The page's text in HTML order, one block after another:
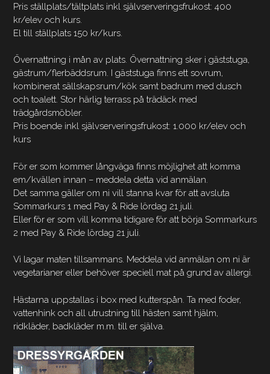
Pris ställplats/tältplats inkl självserveringsfrukost: 400
kr/elev och kurs.
El till ställplats 150 kr/kurs.
Övernattning i mån av plats. Övernattning sker i gäststuga,
gästrum/flerbäddsrum. I gäststuga finns ett sovrum,
kombinerat sällskapsrum/kök samt badrum med dusch
och toalett. Stor härlig terrass på trädäck med
trädgårdsmöbler.
Pris boende inkl självserveringsfrukost: 1.000 kr/elev och
kurs
För er som kommer långväga finns möjlighet att komma
em/kvällen innan – meddela detta vid anmälan.
Det samma gäller om ni vill stanna kvar för att avsluta
Sommarkurs 1 med Pay & Ride lördag 21 juli.
Eller för er som vill komma tidigare för att börja Sommarkurs
2 med Pay & Ride lördag 21 juli.
Vi lagar maten tillsammans. Meddela vid anmälan om ni är
vegetarianer eller behöver speciell mat på grund av allergi.
Hästarna uppstallas i box med kutterspån. Ta med foder,
vattenhink och all utrustning till hästen samt hjälm,
ridkläder, badkläder m.m. till er själva.